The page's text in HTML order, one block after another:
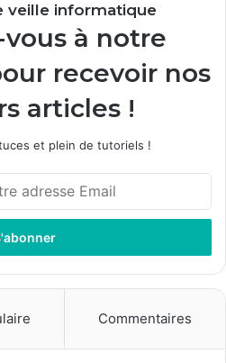
veille informatique
à notre
recevoir nos
articles !
et plein de tutoriels !
Commentaires